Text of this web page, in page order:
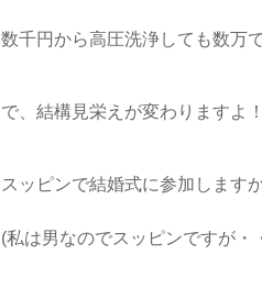
数千円から高圧洗浄しても数万で
で、結構見栄えが変わりますよ！
スッピンで結婚式に参加します
(私は男なのでスッピンですが